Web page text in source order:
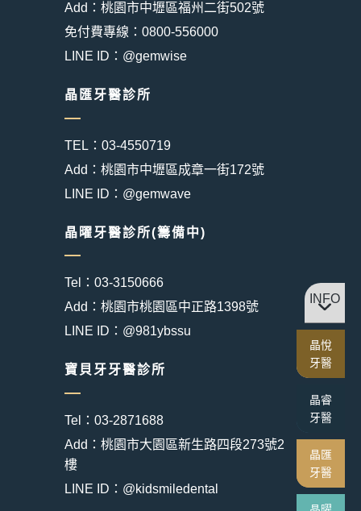
Add：桃園市中壢區福州二街502號
免付費專線：0800-556000
LINE ID：@gemwise
晶匯牙醫診所
TEL：03-4550719
Add：桃園市中壢區成章一街172號
LINE ID：@gemwave
晶曜牙醫診所(籌備中)
Tel：03-3150666
Add：桃園市桃園區中正路1398號
LINE ID：@981ybssu
寶貝牙牙醫診所
Tel：03-2871688
Add：桃園市大園區新生路四段273號2
樓
LINE ID：@kidsmiledental
INFO
晶悅
牙醫
晶睿
牙醫
晶匯
牙醫